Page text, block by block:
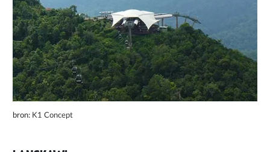
bron: K1 Concept